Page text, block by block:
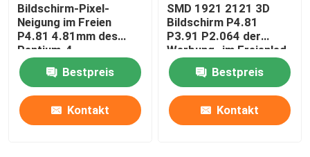
Bildschirm-Pixel-
Neigung im Freien
P4.81 4.81mm des
Pentium-4
kommerzielle LED
Bestpreis
Kontakt
SMD 1921 2121 3D
Bildschirm P4.81
P3.91 P2.064 der
Werbung- im Freienled
Bestpreis
Kontakt